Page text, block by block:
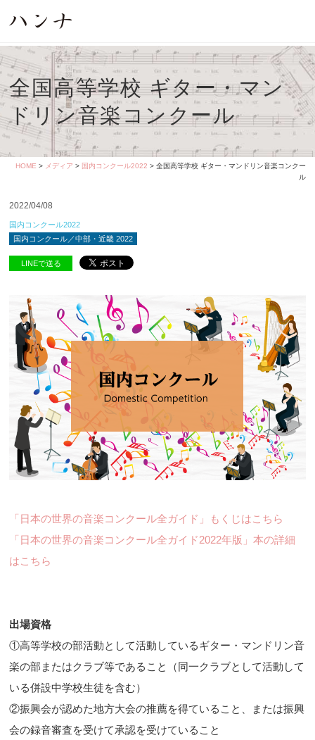
全国高等学校 ギター・マン
ドリン音楽コンクール
HOME > メディア > 国内コンクール2022 > 全国高等学校 ギター・マンドリン音楽コンクー
ル
2022/04/08
国内コンクール2022
国内コンクール／中部・近畿 2022
LINEで送る
「日本の世界の音楽コンクール全ガイド」もくじはこちら
「日本の世界の音楽コンクール全ガイド2022年版」本の詳細
はこちら
出場資格
①高等学校の部活動として活動しているギター・マンドリン音
楽の部またはクラブ等であること（同一クラブとして活動して
いる併設中学校生徒を含む）
②振興会が認めた地方大会の推薦を得ていること、または振興
会の録音審査を受けて承認を受けていること